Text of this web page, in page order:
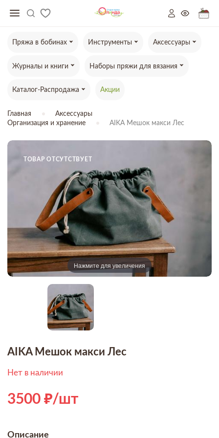
Пряжа в бобинах Инструменты Аксессуары
Журналы и книги Наборы пряжи для вязания
Каталог-Распродажа Акции
Главная
Аксессуары
Организация и хранение
AIKA Мешок макси Лес
ТОВАР ОТСУТСТВУЕТ
Нажмите для увеличения
AIKA Мешок макси Лес
Нет в наличии
3500 /шт
Описание